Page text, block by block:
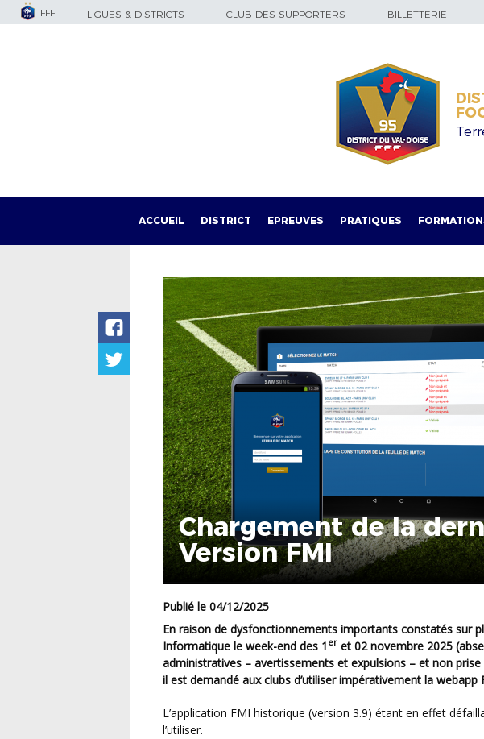
FFF LIGUES & DISTRICTS CLUB DES SUPPORTERS BILLETTERIE
ACCUEIL DISTRICT EPREUVES PRATIQUES
Chargement de la
Version FMI
Publié le 04/12/2025
En raison de dysfonctionnements importants constatés sur plusieurs Feuille de Match
Informatique le week-end des 1 er et 02 novembre 2025
administratives – avertissements et expulsions – et non
il est demandé aux clubs d’utiliser impérativement la webapp
L’application FMI historique (version 3.9) étant en effet défaillante, il convient de ne plus
l’utiliser.